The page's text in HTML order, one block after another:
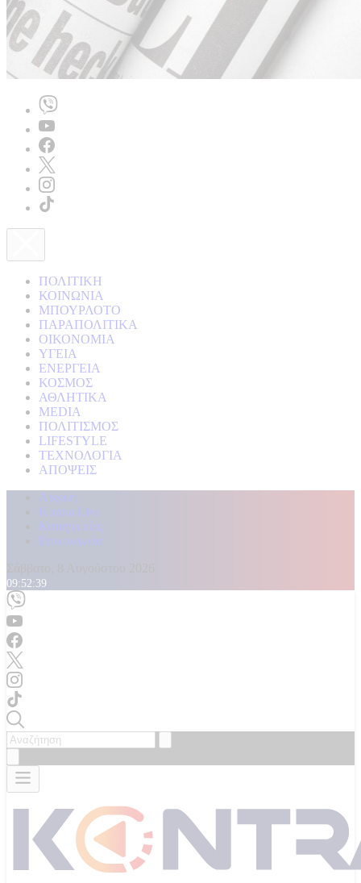
ΠΟΛΙΤΙΚΗ
ΚΟΙΝΩΝΙΑ
ΜΠΟΥΡΛΟΤΟ
ΠΑΡΑΠΟΛΙΤΙΚΑ
ΟΙΚΟΝΟΜΙΑ
ΥΓΕΙΑ
ΕΝΕΡΓΕΙΑ
ΚΟΣΜΟΣ
ΑΘΛΗΤΙΚΑ
MEDIA
ΠΟΛΙΤΙΣΜΟΣ
LIFESTYLE
ΤΕΧΝΟΛΟΓΙΑ
ΑΠΟΨΕΙΣ
Αρχική
Kontra Live
Καταγγελίες
Επικοινωνία
09:52:41